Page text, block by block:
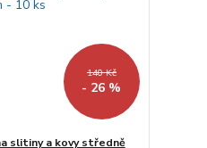
140 Kč
- 26 %
slitiny a kovy středně